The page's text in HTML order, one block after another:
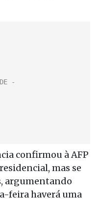
confirmou à AFP
mas se
argumentando
feira haverá uma